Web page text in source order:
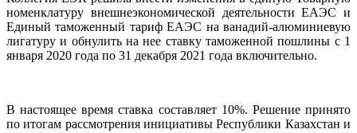
номенклатуру внешнеэкономической деятельности ЕАЭС и
Единый таможенный тариф ЕАЭС на ванадий-алюминиевую
лигатуру и обнулить на нее ставку таможенной пошлины с 1
января 2020 года по 31 декабря 2021 года включительно.
В настоящее время ставка составляет 10%. Решение принято
по итогам рассмотрения инициативы Республики Казахстан и